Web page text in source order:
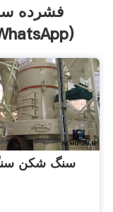
فشرده
)
سنگ شکن